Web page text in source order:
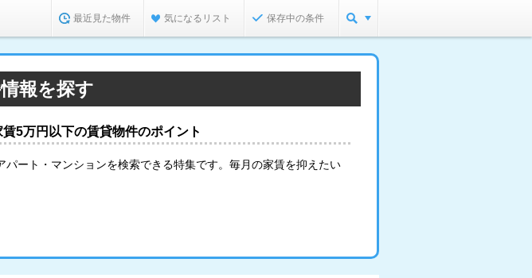
最近見た物件 気になるリスト 保存中の条件
報を探す
5万円以下の賃貸物件のポイント
パート・マンションを検索できる特集です。毎月の家賃を抑えたい